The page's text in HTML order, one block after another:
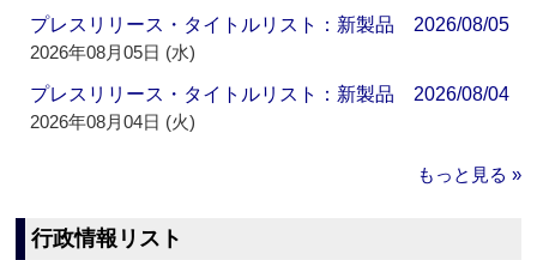
プレスリリース・タイトルリスト：新製品 2026/08/05
2026年08月05日 (水)
プレスリリース・タイトルリスト：新製品 2026/08/04
2026年08月04日 (火)
もっと見る »
行政情報リスト